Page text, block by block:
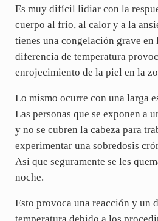
Es muy difícil lidiar con la
cuerpo al frío, al calor y a la
tienes una congelación grave en
diferencia de temperatura
enrojecimiento de la piel en la
Lo mismo ocurre con una larga
Las personas que se exponen a
y no se cubren la cabeza para
experimentar una sobredosis
Así que seguramente se les
noche.
Esto provoca una reacción y un